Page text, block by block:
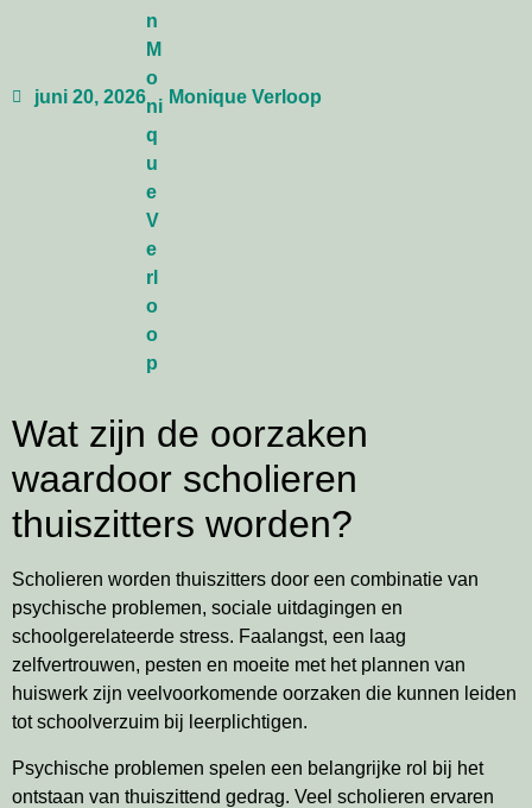
juni 20, 2026 Monique Verloop
Wat zijn de oorzaken
waardoor scholieren
thuiszitters worden?
Scholieren worden thuiszitters door een combinatie van
psychische problemen, sociale uitdagingen en
schoolgerelateerde stress. Faalangst, een laag
zelfvertrouwen, pesten en moeite met het plannen van
huiswerk zijn veelvoorkomende oorzaken die kunnen leiden
tot schoolverzuim bij leerplichtigen.
Psychische problemen spelen een belangrijke rol bij het
ontstaan van thuiszittend gedrag. Veel scholieren ervaren